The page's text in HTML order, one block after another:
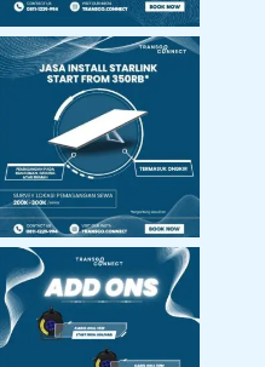
Jasa Instalasi
Starlink
Harga Add Ons